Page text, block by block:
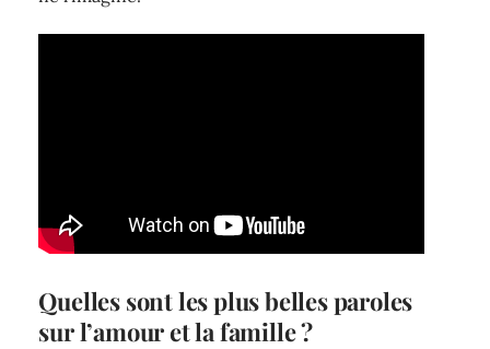
Quelles sont les plus belles paroles
sur l’amour et la famille ?